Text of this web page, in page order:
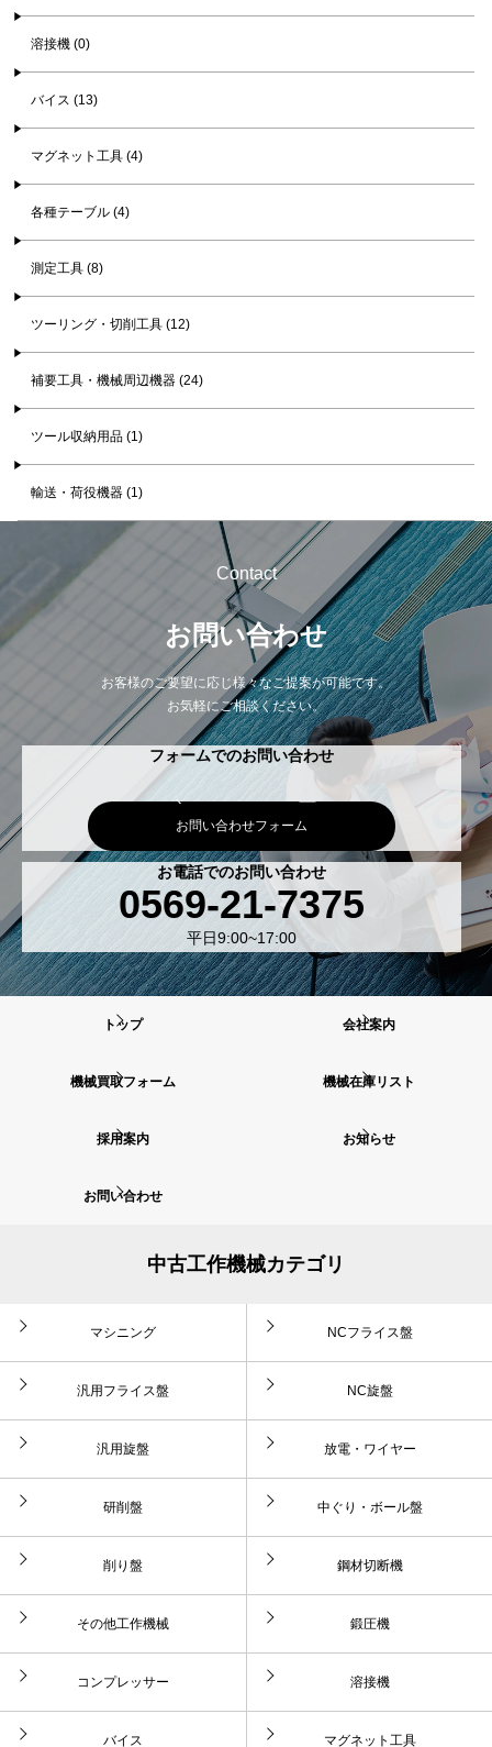
溶接機 (0)
バイス (13)
マグネット工具 (4)
各種テーブル (4)
測定工具 (8)
ツーリング・切削工具 (12)
補要工具・機械周辺機器 (24)
ツール収納用品 (1)
輸送・荷役機器 (1)
Contact
お問い合わせ
お客様のご要望に応じ様々なご提案が可能です。
お気軽にご相談ください。
フォームでのお問い合わせ
お問い合わせフォーム
お電話でのお問い合わせ
0569-21-7375
平日9:00~17:00
トップ 会社案内
機械買取フォーム 機械在庫リスト
採用案内 お知らせ
お問い合わせ
中古工作機械カテゴリ
マシニング NCフライス盤
汎用フライス盤 NC旋盤
汎用旋盤 放電・ワイヤー
研削盤 中ぐり・ボール盤
削り盤 鋼材切断機
その他工作機械 鍛圧機
コンプレッサー 溶接機
バイス マグネット工具